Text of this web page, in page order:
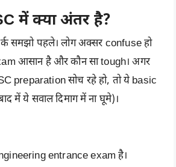
में क्या अंतर है?
समझो पहले। लोग अक्सर confuse हो
आसान है और कौन सा tough। अगर
preparation सोच रहे हो, तो ये basic
में ये सवाल दिमाग में ना घूमे)।
entrance exam है।